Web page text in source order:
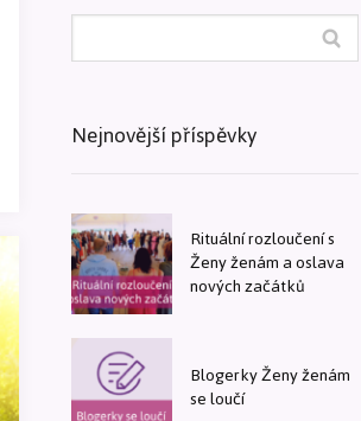
Nejnovější příspěvky
Rituální rozloučení s
Ženy ženám a oslava
nových začátků
Blogerky Ženy ženám
se loučí